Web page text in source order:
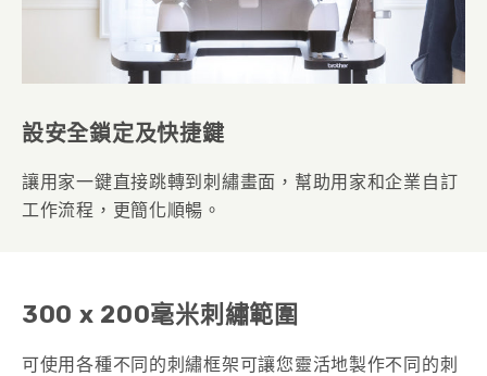
設安全鎖定及快捷鍵
讓用家一鍵直接跳轉到刺繡畫面，幫助用家和企業自訂
工作流程，更簡化順暢。
300 x 200毫米刺繡範圍
可使用各種不同的刺繡框架可讓您靈活地製作不同的刺